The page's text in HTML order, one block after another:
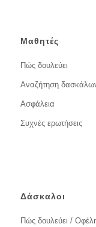
Μαθητές
Πώς δουλεύει
Αναζήτηση
Ασφάλεια
Συχνές ερωτήσεις
Δάσκαλοι
Πώς δουλεύει /